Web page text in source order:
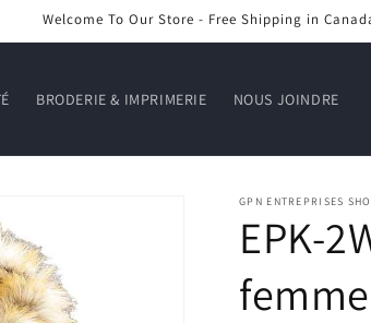
Welcome To Our Store - Free Shipping in
BRODERIE & IMPRIMERIE NOUS JOINDRE
GPN ENTREPRISES
EPK-
femme